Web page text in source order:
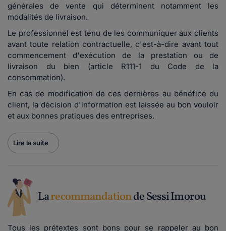
générales de vente qui déterminent notamment les
modalités de livraison.
Le professionnel est tenu de les communiquer aux clients
avant toute relation contractuelle, c'est-à-dire avant tout
commencement d'exécution de la prestation ou de
livraison du bien (article R111-1 du Code de la
consommation).
En cas de modification de ces dernières au bénéfice du
client, la décision d'information est laissée au bon vouloir
et aux bonnes pratiques des entreprises.
Lire la suite
Larecommandationde Sessi Imorou
Tous les prétextes sont bons pour se rappeler au bon